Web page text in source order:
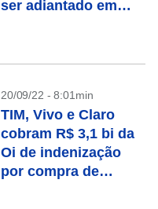
ser adiantado em
20/09/22 - 8:01min
TIM, Vivo e Claro
cobram R$ 3,1 bi da
Oi de indenização
por compra de